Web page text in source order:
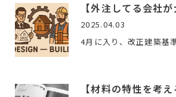
2025.04.03
【材料の特性を考え